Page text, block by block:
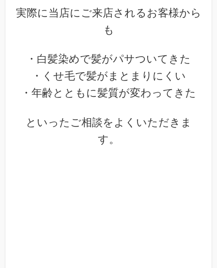
実際に当店にご来店されるお客様から
も
・白髪染めで髪がパサついてきた
・くせ毛で髪がまとまりにくい
・年齢とともに髪質が変わってきた
といったご相談をよくいただきま
す。